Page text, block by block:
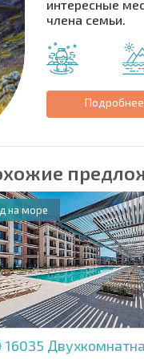
Подписаться на
интересные
члена семьи.
Подробнее
15
16035
на море